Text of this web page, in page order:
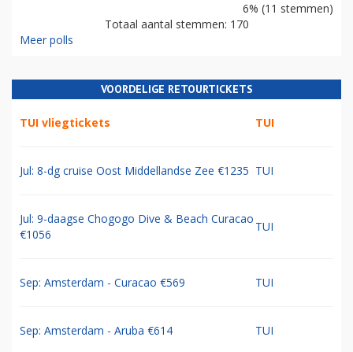
6% (11 stemmen)
Totaal aantal stemmen: 170
Meer polls
VOORDELIGE RETOURTICKETS
TUI vliegtickets TUI
Jul: 8-dg cruise Oost Middellandse Zee €1235 TUI
Jul: 9-daagse Chogogo Dive & Beach Curacao
€1056
TUI
Sep: Amsterdam - Curacao €569 TUI
Sep: Amsterdam - Aruba €614 TUI